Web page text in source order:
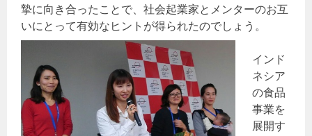
摯に向き合ったことで、社会起業家とメンターのお互
いにとって有効なヒントが得られたのでしょう。
インド
ネシア
の食品
事業を
展開す